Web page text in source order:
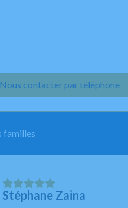
Nous contacter par téléphone
familles
Stéphane Zaina